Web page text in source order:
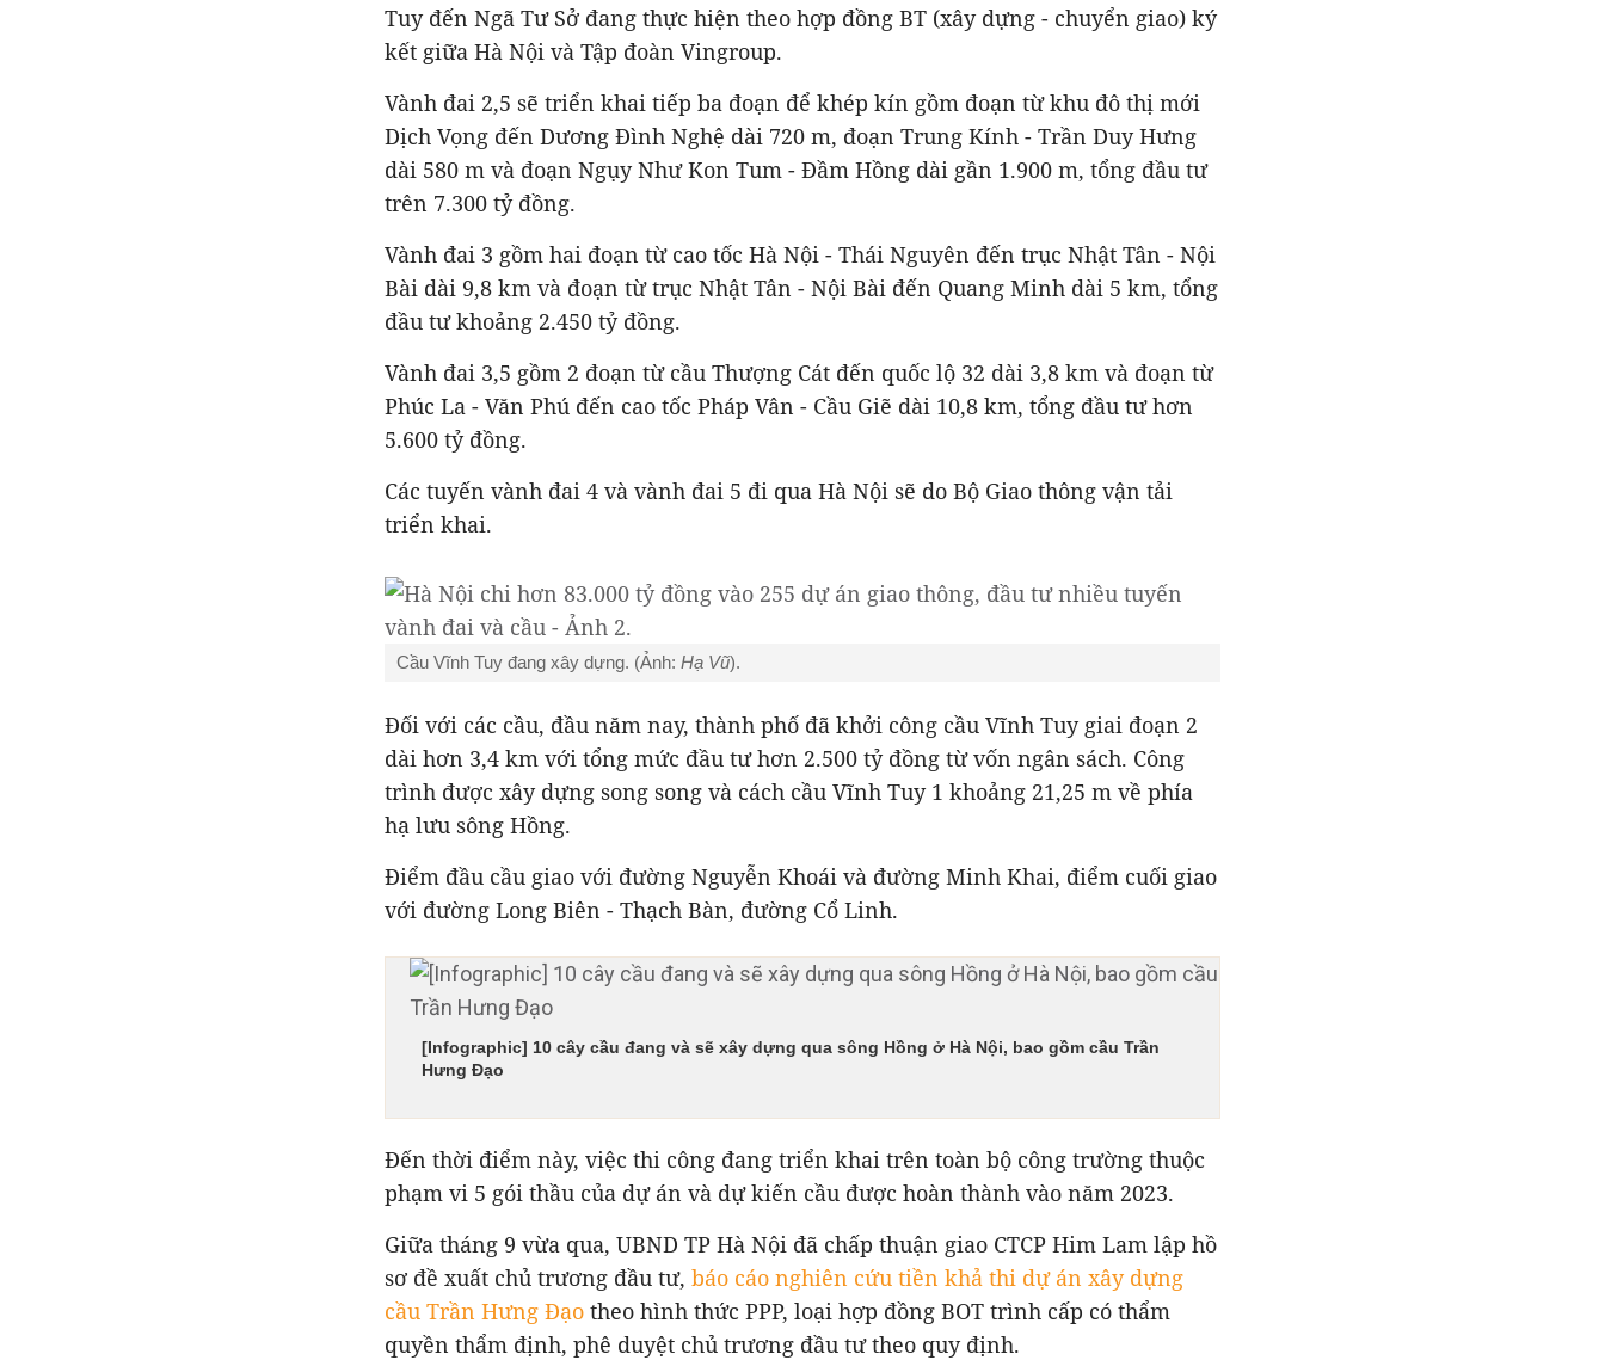
Tuy đến Ngã Tư Sở đang thực hiện theo hợp đồng BT (xây dựng - chuyển giao) ký
kết giữa Hà Nội và Tập đoàn Vingroup.
Vành đai 2,5 sẽ triển khai tiếp ba đoạn để khép kín gồm đoạn từ khu đô thị mới
Dịch Vọng đến Dương Đình Nghệ dài 720 m, đoạn Trung Kính - Trần Duy Hưng
dài 580 m và đoạn Ngụy Như Kon Tum - Đầm Hồng dài gần 1.900 m, tổng đầu tư
trên 7.300 tỷ đồng.
Vành đai 3 gồm hai đoạn từ cao tốc Hà Nội - Thái Nguyên đến trục Nhật Tân - Nội
Bài dài 9,8 km và đoạn từ trục Nhật Tân - Nội Bài đến Quang Minh dài 5 km, tổng
đầu tư khoảng 2.450 tỷ đồng.
Vành đai 3,5 gồm 2 đoạn từ cầu Thượng Cát đến quốc lộ 32 dài 3,8 km và đoạn từ
Phúc La - Văn Phú đến cao tốc Pháp Vân - Cầu Giẽ dài 10,8 km, tổng đầu tư hơn
5.600 tỷ đồng.
Các tuyến vành đai 4 và vành đai 5 đi qua Hà Nội sẽ do Bộ Giao thông vận tải
triển khai.
Cầu Vĩnh Tuy đang xây dựng. (Ảnh: Hạ Vũ).
Đối với các cầu, đầu năm nay, thành phố đã khởi công cầu Vĩnh Tuy giai đoạn 2
dài hơn 3,4 km với tổng mức đầu tư hơn 2.500 tỷ đồng từ vốn ngân sách. Công
trình được xây dựng song song và cách cầu Vĩnh Tuy 1 khoảng 21,25 m về phía
hạ lưu sông Hồng.
Điểm đầu cầu giao với đường Nguyễn Khoái và đường Minh Khai, điểm cuối giao
với đường Long Biên - Thạch Bàn, đường Cổ Linh.
[Infographic] 10 cây cầu đang và sẽ xây dựng qua sông Hồng ở Hà Nội, bao gồm cầu Trần
Hưng Đạo
Đến thời điểm này, việc thi công đang triển khai trên toàn bộ công trường thuộc
phạm vi 5 gói thầu của dự án và dự kiến cầu được hoàn thành vào năm 2023.
Giữa tháng 9 vừa qua, UBND TP Hà Nội đã chấp thuận giao CTCP Him Lam lập hồ
sơ đề xuất chủ trương đầu tư, báo cáo nghiên cứu tiền khả thi dự án xây dựng
cầu Trần Hưng Đạo theo hình thức PPP, loại hợp đồng BOT trình cấp có thẩm
quyền thẩm định, phê duyệt chủ trương đầu tư theo quy định.